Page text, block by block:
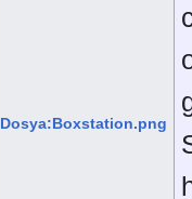
Dosya:Boxstation.png